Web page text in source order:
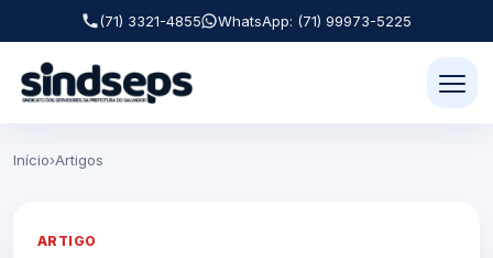
(71) 3321-4855 WhatsApp: (71) 99973-5225
Início›Artigos
ARTIGO